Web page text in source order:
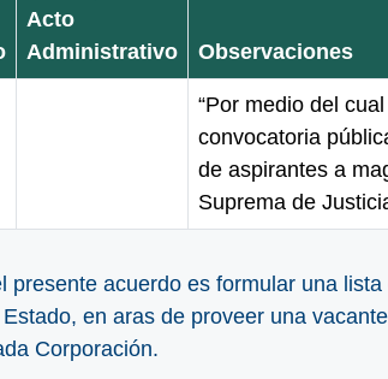
Acto
Administrativo
Observaciones
“Por medio del
convocatoria
de aspirantes a
Suprema de
presente acuerdo es formular una
en aras de proveer una
Corporación.